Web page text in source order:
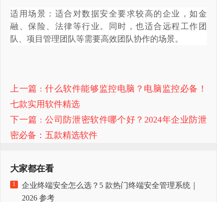
适用场景：适合对数据安全要求较高的企业，如金
融、保险、法律等行业。同时，也适合远程工作团
队、项目管理团队等需要高效团队协作的场景。
上一篇 : 什么软件能够监控电脑？电脑监控必备！
七款实用软件精选
下一篇 : 公司防泄密软件哪个好？2024年企业防泄
密必备：五款精选软件
大家都在看
1
企业终端安全怎么选？5 款热门终端安全管理系统｜
2026 参考